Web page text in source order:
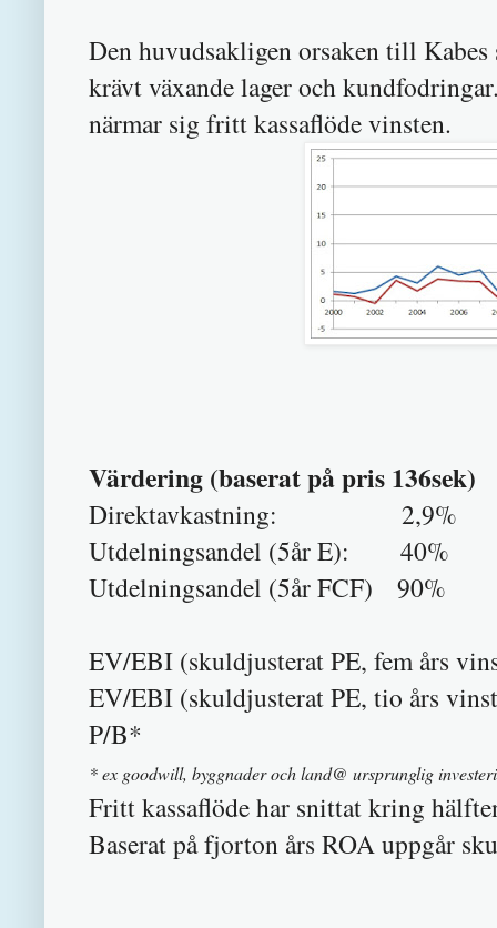
Den huvudsakligen orsaken till
krävt växande lager och
närmar sig fritt kassaflöde vinsten.
Värdering (baserat på pris 136sek)
Direktavkastning: 2,9%
Utdelningsandel (5år E): 40%
Utdelningsandel (5år FCF) 90%
EV/EBI (skuldjusterat PE, fem års
EV/EBI (skuldjusterat PE, tio års
P/B*
* ex goodwill, byggnader och land@ ursprunglig
Fritt kassaflöde har snittat kring
Baserat på fjorton års ROA uppgår